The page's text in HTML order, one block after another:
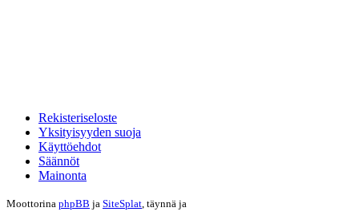
Rekisteriseloste
Yksityisyyden suoja
Käyttöehdot
Säännöt
Mainonta
Moottorina phpBB ja SiteSplat , täynnä ja